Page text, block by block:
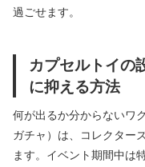
過ごせます。
カプセルトイの
に抑える方法
何が出るか分からないワ
ガチャ）は、コレクター
ます。イベント期間中は